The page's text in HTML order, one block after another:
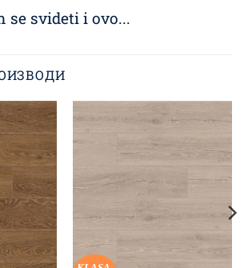
se svideti i ovo...